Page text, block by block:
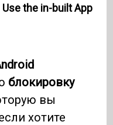
the in-built App
блокировку
вы
хотите